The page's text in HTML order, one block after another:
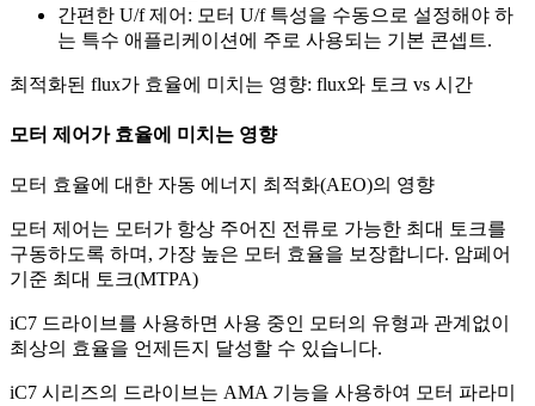
간편한 U/f 제어: 모터 U/f 특성을 수동으로 설정해야 하
는 특수 애플리케이션에 주로 사용되는 기본 콘셉트.
최적화된 flux가 효율에 미치는 영향: flux와 토크 vs 시간
모터 제어가 효율에 미치는 영향
모터 효율에 대한 자동 에너지 최적화(AEO)의 영향
모터 제어는 모터가 항상 주어진 전류로 가능한 최대 토크를
구동하도록 하며, 가장 높은 모터 효율을 보장합니다. 암페어
기준 최대 토크(MTPA)
iC7 드라이브를 사용하면 사용 중인 모터의 유형과 관계없이
최상의 효율을 언제든지 달성할 수 있습니다.
iC7 시리즈의 드라이브는 AMA 기능을 사용하여 모터 파라미